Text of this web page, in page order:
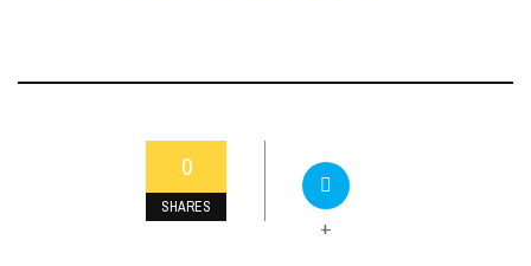
0
SHARES
+